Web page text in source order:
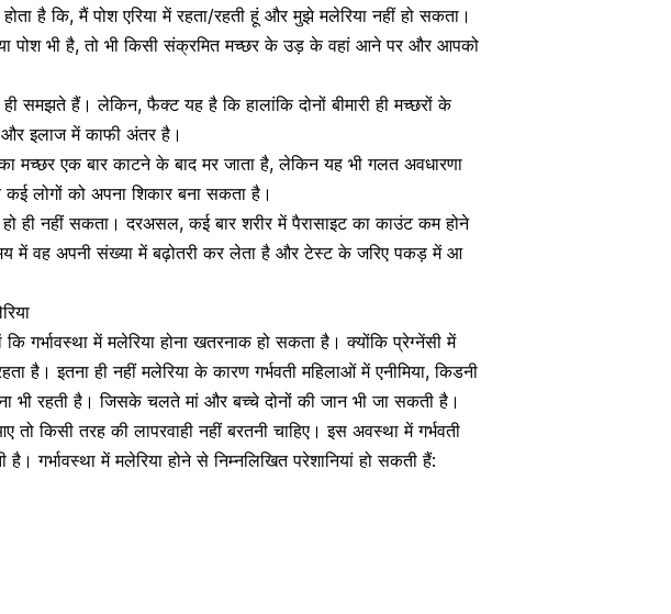
है कि, मैं पोश एरिया में रहता/रहती हूं और मुझे मलेरिया नहीं हो सकता।
भी है, तो भी किसी संक्रमित मच्छर के उड़ के वहां आने पर और आपको
समझते हैं। लेकिन, फैक्ट यह है कि हालांकि दोनों बीमारी ही मच्छरों के
और इलाज में काफी अंतर है।
मच्छर एक बार काटने के बाद मर जाता है, लेकिन यह भी गलत अवधारणा
लोगों को अपना शिकार बना सकता है।
हो ही नहीं सकता। दरअसल, कई बारशरीरमें पैरासाइट का काउंट कम होने
में वह अपनी संख्या में बढ़ोतरी कर लेता है और टेस्ट के जरिए पकड़ में आ
किगर्भावस्था में मलेरिया होना खतरनाक हो सकता है। क्योंकि प्रेग्नेंसी में
है। इतना ही नहीं मलेरिया के कारण गर्भवती महिलाओं मेंएनीमिया, किडनी
भी रहती है। जिसके चलते मां और बच्चे दोनों की जान भी जा सकती है।
किसी तरह की लापरवाही नहीं बरतनी चाहिए। इस अवस्था में गर्भवती
गर्भावस्था में मलेरिया होने से निम्नलिखित परेशानियां हो सकती हैं: